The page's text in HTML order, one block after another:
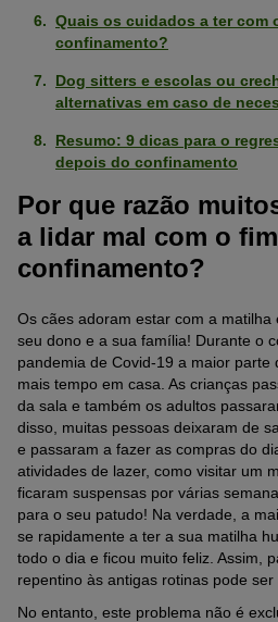
Quais os cuidados a ter com
confinamento?
Dog sitters e escolas ou
alternativas em caso de
Resumo: 9 dicas para o
depois do confinamento
Por que razão
a lidar mal com o
confinamento?
Os cães adoram estar com a
seu dono e a sua família! Durante o
pandemia de Covid-19 a maior parte
mais tempo em casa. As crianças
da sala e também os adultos
disso, muitas pessoas deixaram de
e passaram a fazer as compras do
atividades de lazer, como visitar um
ficaram suspensas por várias
para o seu patudo! Na verdade, a
se rapidamente a ter a sua matilha
todo o dia e ficou muito feliz. Assim,
repentino às antigas rotinas pode ser
No entanto, este problema não é